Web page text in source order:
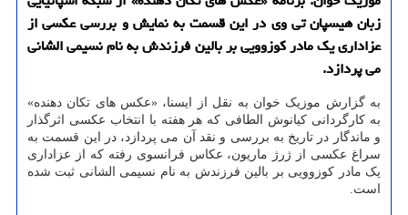
زبان هیسپان تی وی در این قسمت به نمایش و بررسی عکسی از
عزاداری یک مادر کوزوویی بر بالین فرزندش به نام نسیمی الشانی
می پردازد.
به گزارش موزیک خوان به نقل از ایسنا، «عکس های تکان دهنده»
به کارگردانی کیانوش الطافی که هر هفته با انتخاب عکسی اثرگذار
و ماندگار در تاریخ به بررسی و نقد آن می پردازد، در این قسمت به
سراغ عکسی از ژرژ ماریون، عکاس فرانسوی رفته که از عزاداری
یک مادر کوزوویی بر بالین فرزندش به نام نسیمی الشانی ثبت شده
است.